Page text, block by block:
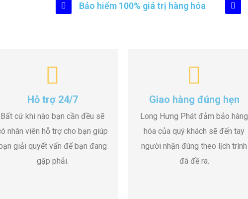
Bảo hiểm 100% giá trị hàng hóa
Hỗ trợ 24/7
Bất cứ khi nào bạn cần đều sẽ
nhân viên hỗ trợ cho bạn giúp
giải quyết vấn để bạn đang
gặp phải.
Giao hàng đúng hẹn
Long Hưng Phát đảm bảo hàng
hóa của quý khách sẽ đến tay
người nhận đúng theo lịch trình
đã đề ra.